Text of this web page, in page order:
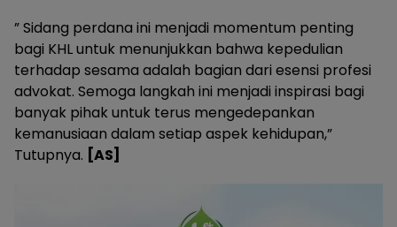
” Sidang perdana ini menjadi momentum penting
bagi KHL untuk menunjukkan bahwa kepedulian
terhadap sesama adalah bagian dari esensi profesi
advokat. Semoga langkah ini menjadi inspirasi bagi
banyak pihak untuk terus mengedepankan
kemanusiaan dalam setiap aspek kehidupan,”
Tutupnya. [AS]